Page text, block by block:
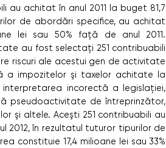
au achitat în anul 2011 la buget 81,7
de abordări speciﬁce, au achitat
lei sau 50% faţă de anul 2011.
au fost selectaţi 251 contribuabili
riscuri ale acestui gen de activitate
a impozitelor şi taxelor achitate la
incorectă a legislaţiei,
pseudoactivitate de întreprinzător,
şi altele. Aceşti 251 contribuabili au
2012, în rezultatul tuturor tipurilor de
constituie 17,4 milioane lei sau 33%